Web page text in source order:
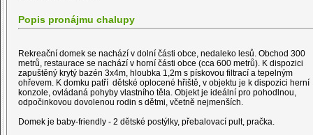
Popis pronájmu chalupy
Rekreační domek se nachází v dolní části obce, nedaleko lesů. Obchod 300
metrů, restaurace se nachází v horní části obce (cca 600 metrů). K dispozici
zapuštěný krytý bazén 3x4m, hloubka 1,2m s pískovou filtrací a tepelným
ohřevem. K domku patří dětské oplocené hřiště, v objektu je k dispozici herní
konzole, ovládaná pohyby vlastního těla. Objekt je ideální pro pohodlnou,
odpočinkovou dovolenou rodin s dětmi, včetně nejmenších.
Domek je baby-friendly - 2 dětské postýlky, přebalovací pult, pračka.